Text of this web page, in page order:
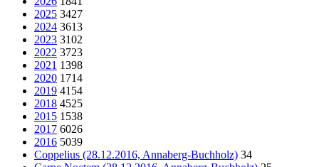
2025 3427
2024 3613
2023 3102
2022 3723
2021 1398
2020 1714
2019 4154
2018 4525
2015 1538
2017 6026
2016 5039
Coppelius (28.12.2016, Annaberg-Buchholz) 34